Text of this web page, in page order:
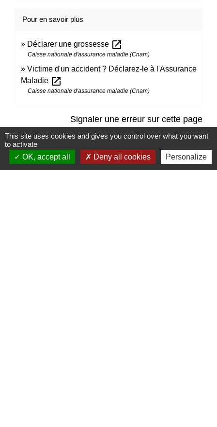
Pour en savoir plus
Déclarer une grossesse open_in_new
Caisse nationale d'assurance maladie (Cnam)
Victime d'un accident ? Déclarez-le à l'Assurance
Maladie open_in_new
Caisse nationale d'assurance maladie (Cnam)
Signaler une erreur sur cette page
This site uses cookies and gives you control over what you want
to activate
OK, accept all
Deny all cookies Personalize